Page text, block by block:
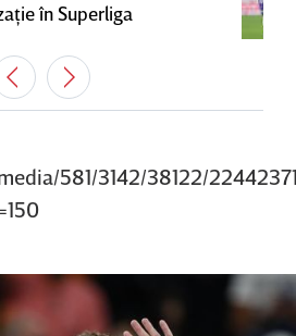
în Superliga
581/3142/38122/